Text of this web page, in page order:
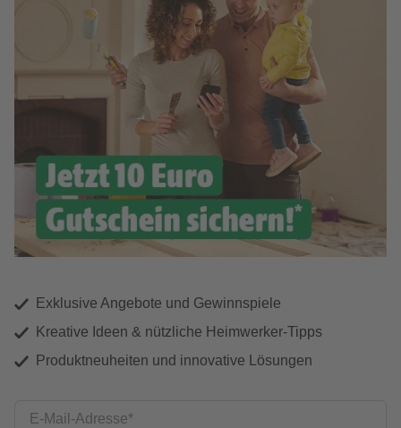
Exklusive Angebote und Gewinnspiele
Kreative Ideen & nützliche Heimwerker-Tipps
Produktneuheiten und innovative Lösungen
E-Mail-Adresse